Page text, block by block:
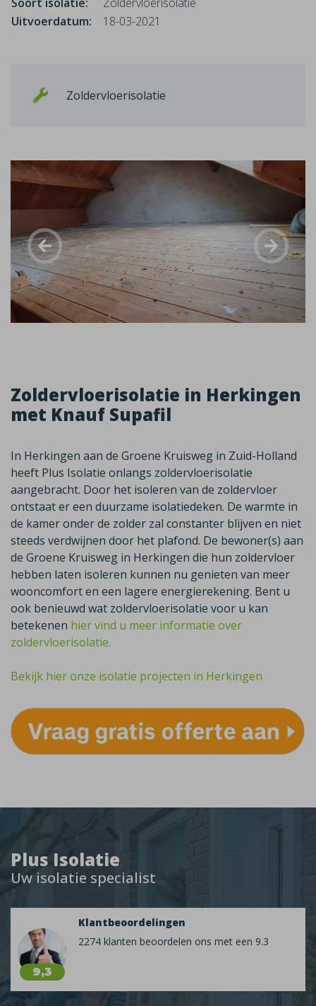
Plus Isolatie
Uw isolatie specialist
9,3
Klantbeoordelingen
2274 klanten beoordelen ons met een 9.3
Uitvoerdatum:
18-03-2021
Zoldervloerisolatie
Zoldervloerisolatie in Herkingen
met Knauf Supafil
In Herkingen aan de Groene Kruisweg in Zuid-Holland
heeft Plus Isolatie onlangs zoldervloerisolatie
aangebracht. Door het isoleren van de zoldervloer
ontstaat er een duurzame isolatiedeken. De warmte in
de kamer onder de zolder zal constanter blijven en niet
steeds verdwijnen door het plafond. De bewoner(s) aan
de Groene Kruisweg in Herkingen die hun zoldervloer
hebben laten isoleren kunnen nu genieten van meer
wooncomfort en een lagere energierekening. Bent u
ook benieuwd wat zoldervloerisolatie voor u kan
betekenen hier vind u meer informatie over
zoldervloerisolatie.
Bekijk hier onze isolatie projecten in Herkingen